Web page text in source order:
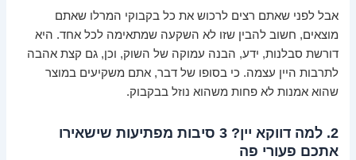
אבל לפני שאתם רצים לרכוש את כל בקבוקי המרלו שאתם
מוצאים, חשוב להבין שזו לא השקעה שמתאימה לכל אחד. היא
דורשת סבלנות, ידע, הבנה עמוקה של השוק, וכן, גם קצת אהבה
לתרבות היין עצמה. כי בסופו של דבר, אתם משקיעים במוצר
שהוא אמנות לא פחות משהוא נוזל בבקבוק.
2. למה דווקא יין? 3 סיבות מפתיעות שישאירו
אתכם פעורי פה